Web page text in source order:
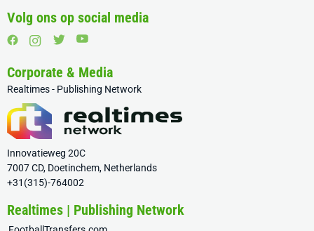
Volg ons op social media
Corporate & Media
Realtimes - Publishing Network
Innovatieweg 20C
7007 CD, Doetinchem, Netherlands
+31(315)-764002
Realtimes | Publishing Network